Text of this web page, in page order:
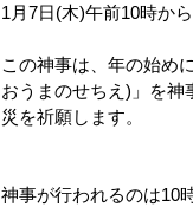
1月7日(木)午前10時か
この神事は、年の始め
おうまのせちえ)」を神
災を祈願します。
神事が行われるのは10